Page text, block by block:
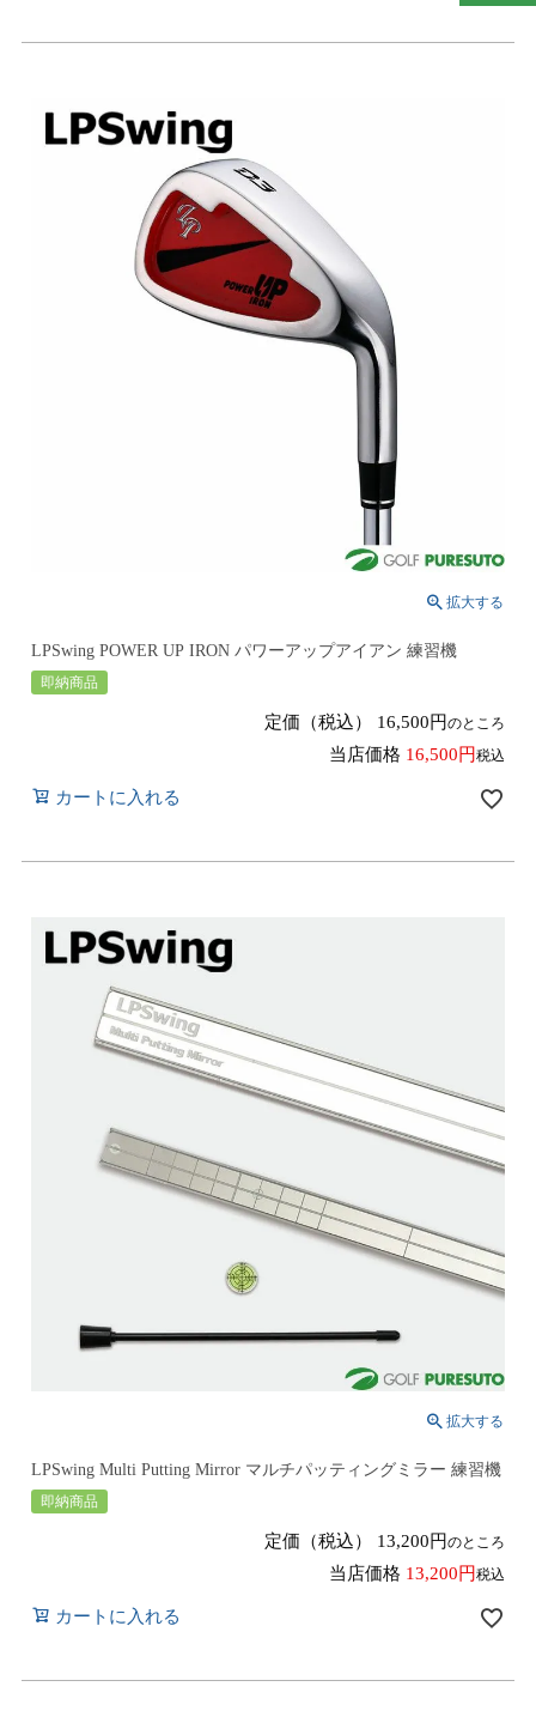
LPSwing POWER UP IRON パワーアップアイアン 練習機
即納商品
定価（税込） 16,500 のところ
当店価格 16,500 税込
カートに入れる
LPSwing Multi Putting Mirror マルチパッティングミラー 練習機
即納商品
定価（税込） 13,200 のところ
当店価格 13,200 税込
カートに入れる